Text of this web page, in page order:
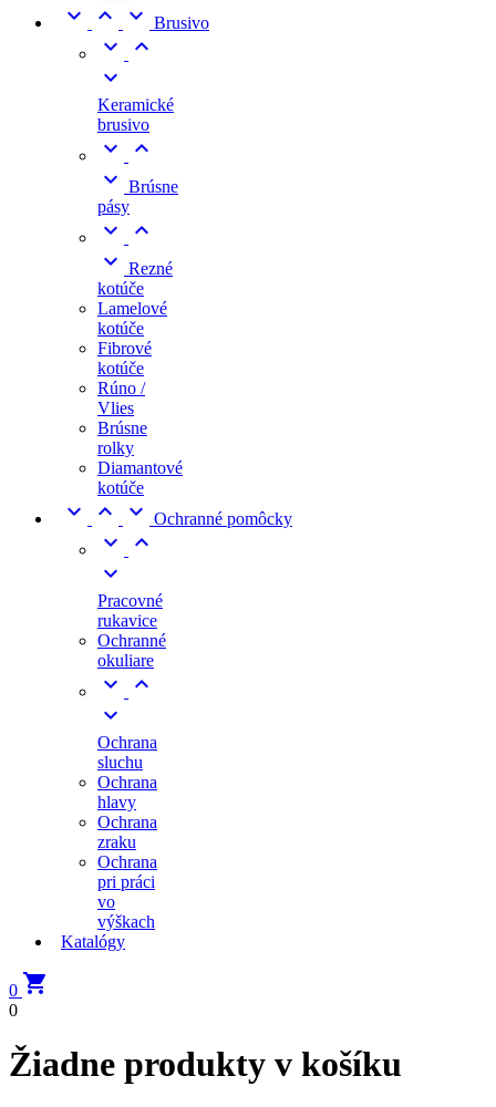
   Brusivo



Keramické
brusivo


 Brúsne
pásy


 Rezné
kotúče
Lamelové
kotúče
Fibrové
kotúče
Rúno /
Vlies
Brúsne
rolky
Diamantové
kotúče
   Ochranné pomôcky



Pracovné
rukavice
Ochranné
okuliare



Ochrana
sluchu
Ochrana
hlavy
Ochrana
zraku
Ochrana
pri práci
vo
výškach
Katalógy
0 
0
Žiadne produkty v košíku